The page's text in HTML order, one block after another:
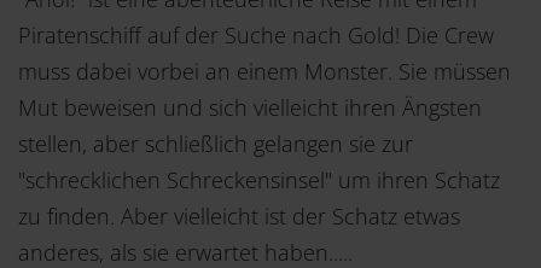
Piratenschiff auf der Suche nach Gold! Die Crew
muss dabei vorbei an einem Monster. Sie müssen
Mut beweisen und sich vielleicht ihren Ängsten
stellen, aber schließlich gelangen sie zur
"schrecklichen Schreckensinsel" um ihren Schatz
zu finden. Aber vielleicht ist der Schatz etwas
anderes, als sie erwartet haben.....